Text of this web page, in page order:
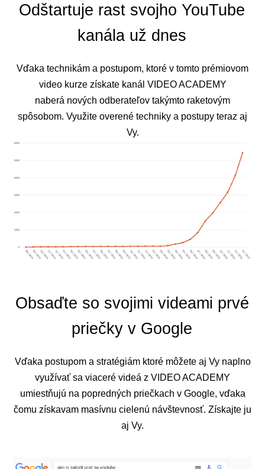
Odštartuje rast svojho YouTube
kanála už dnes
Vďaka technikám a postupom, ktoré v tomto prémiovom
video kurze získate kanál VIDEO ACADEMY
naberá nových odberateľov takýmto raketovým
spôsobom. Využite overené techniky a postupy teraz aj
Vy.
Obsaďte so svojimi videami prvé
priečky v Google
Vďaka postupom a stratégiám ktoré môžete aj Vy naplno
využívať sa viaceré videá z VIDEO ACADEMY
umiestňujú na popredných priečkach v Google, vďaka
čomu získavam masívnu cielenú návštevnosť. Získajte ju
aj Vy.